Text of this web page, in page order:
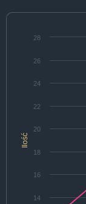
Ilość
14
16
18
20
22
24
26
28